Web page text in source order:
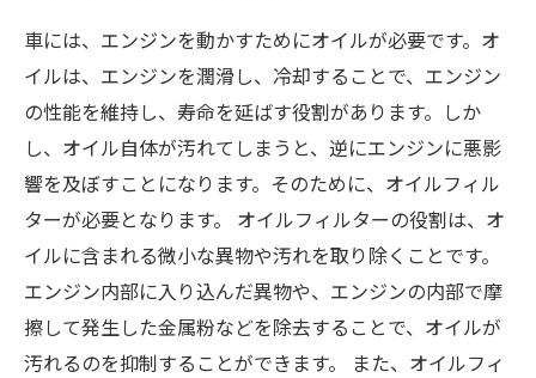
車には、エンジンを動かすためにオイルが必要です。オ
イルは、エンジンを潤滑し、冷却することで、エンジン
の性能を維持し、寿命を延ばす役割があります。しか
し、オイル自体が汚れてしまうと、逆にエンジンに悪影
響を及ぼすことになります。そのために、オイルフィル
ターが必要となります。 オイルフィルターの役割は、オ
イルに含まれる微小な異物や汚れを取り除くことです。
エンジン内部に入り込んだ異物や、エンジンの内部で摩
擦して発生した金属粉などを除去することで、オイルが
汚れるのを抑制することができます。 また、オイルフィ